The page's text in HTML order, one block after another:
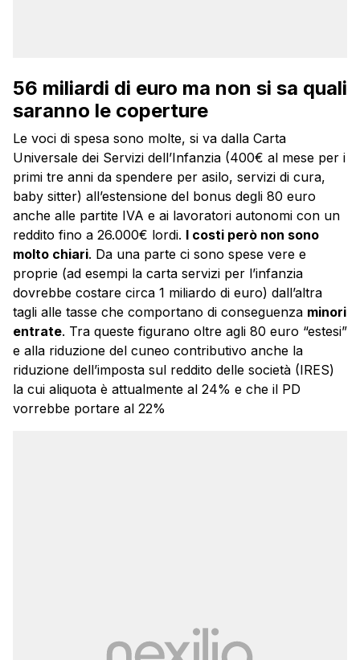
56 miliardi di euro ma non si sa quali
saranno le coperture
Le voci di spesa sono molte, si va dalla Carta
Universale dei Servizi dell’Infanzia (400€ al mese per i
primi tre anni da spendere per asilo, servizi di cura,
baby sitter) all’estensione del bonus degli 80 euro
anche alle partite IVA e ai lavoratori autonomi con un
reddito fino a 26.000€ lordi. I costi però non sono
molto chiari. Da una parte ci sono spese vere e
proprie (ad esempi la carta servizi per l’infanzia
dovrebbe costare circa 1 miliardo di euro) dall’altra
tagli alle tasse che comportano di conseguenza minori
entrate. Tra queste figurano oltre agli 80 euro “estesi”
e alla riduzione del cuneo contributivo anche la
riduzione dell’imposta sul reddito delle società (IRES)
la cui aliquota è attualmente al 24% e che il PD
vorrebbe portare al 22%